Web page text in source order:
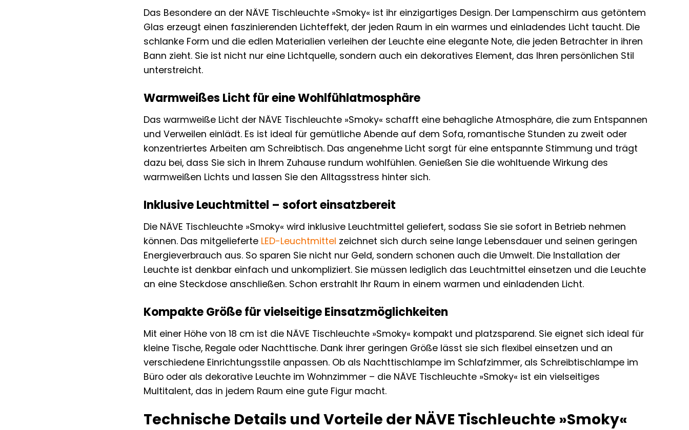
Das Besondere an der NÄVE Tischleuchte »Smoky« ist ihr einzigartiges Design. Der Lampenschirm aus getöntem
Glas erzeugt einen faszinierenden Lichteffekt, der jeden Raum in ein warmes und einladendes Licht taucht. Die
schlanke Form und die edlen Materialien verleihen der Leuchte eine elegante Note, die jeden Betrachter in ihren
Bann zieht. Sie ist nicht nur eine Lichtquelle, sondern auch ein dekoratives Element, das Ihren persönlichen Stil
unterstreicht.
Warmweißes Licht für eine Wohlfühlatmosphäre
Das warmweiße Licht der NÄVE Tischleuchte »Smoky« schafft eine behagliche Atmosphäre, die zum Entspannen
und Verweilen einlädt. Es ist ideal für gemütliche Abende auf dem Sofa, romantische Stunden zu zweit oder
konzentriertes Arbeiten am Schreibtisch. Das angenehme Licht sorgt für eine entspannte Stimmung und trägt
dazu bei, dass Sie sich in Ihrem Zuhause rundum wohlfühlen. Genießen Sie die wohltuende Wirkung des
warmweißen Lichts und lassen Sie den Alltagsstress hinter sich.
Inklusive Leuchtmittel – sofort einsatzbereit
Die NÄVE Tischleuchte »Smoky« wird inklusive Leuchtmittel geliefert, sodass Sie sie sofort in Betrieb nehmen
können. Das mitgelieferte LED-Leuchtmittel zeichnet sich durch seine lange Lebensdauer und seinen geringen
Energieverbrauch aus. So sparen Sie nicht nur Geld, sondern schonen auch die Umwelt. Die Installation der
Leuchte ist denkbar einfach und unkompliziert. Sie müssen lediglich das Leuchtmittel einsetzen und die Leuchte
an eine Steckdose anschließen. Schon erstrahlt Ihr Raum in einem warmen und einladenden Licht.
Kompakte Größe für vielseitige Einsatzmöglichkeiten
Mit einer Höhe von 18 cm ist die NÄVE Tischleuchte »Smoky« kompakt und platzsparend. Sie eignet sich ideal für
kleine Tische, Regale oder Nachttische. Dank ihrer geringen Größe lässt sie sich flexibel einsetzen und an
verschiedene Einrichtungsstile anpassen. Ob als Nachttischlampe im Schlafzimmer, als Schreibtischlampe im
Büro oder als dekorative Leuchte im Wohnzimmer – die NÄVE Tischleuchte »Smoky« ist ein vielseitiges
Multitalent, das in jedem Raum eine gute Figur macht.
Technische Details und Vorteile der NÄVE Tischleuchte »Smoky«